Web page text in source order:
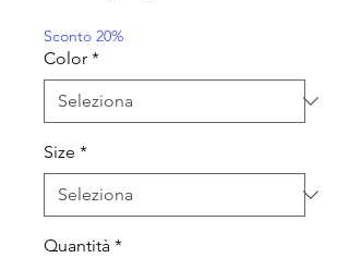
Sconto 20%
Color *
Size *
Quantità *